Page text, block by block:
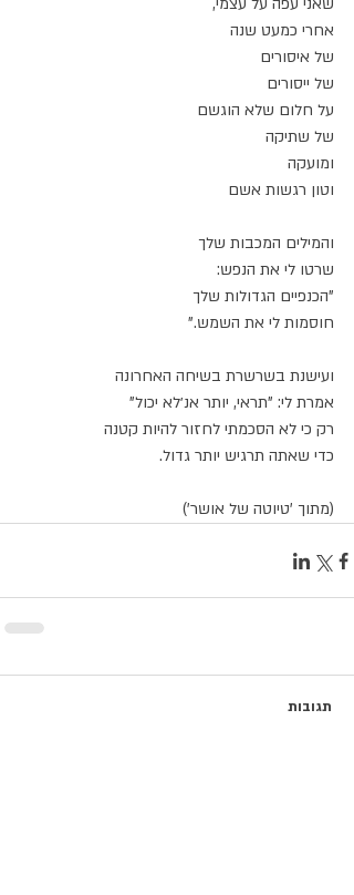
אחרי כמעט שנה
של איסורים
של ייסורים
על חלום שלא הוגשם
של שתיקה
ומועקה
וטון רגשות אשם
והמילים המכבות שלך
שרטו לי את הנפש:
"הכנפיים הגדולות שלך
חוסמות לי את השמש."
ועישנת בשרשרת בשיחה האחרונה
אמרת לי: "תראי, יותר אנ׳לא יכול"
רק כי לא הסכמתי לחזור להיות קטנה
כדי שאתה תרגיש יותר גדול.
(מתוך 'טיוטה של אושר')
תגובות